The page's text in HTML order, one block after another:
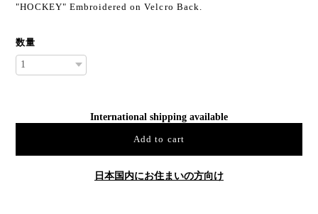
"HOCKEY" Embroidered on Velcro Back.
数量
International shipping available
Add to cart
日本国内にお住まいの方向け